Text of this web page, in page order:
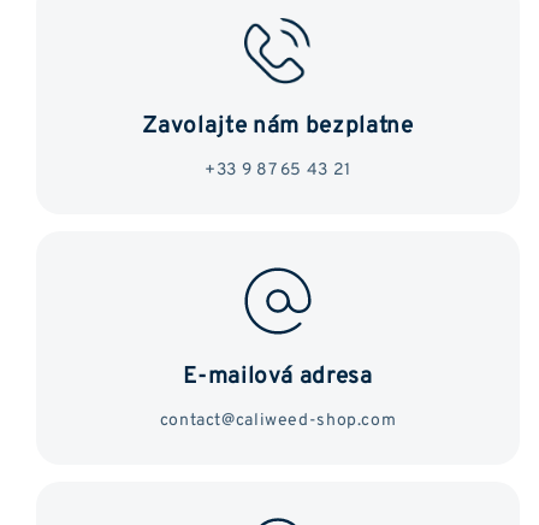
Zavolajte nám bezplatne
+33 9 87 65 43 21
E-mailová adresa
contact@caliweed-shop.com